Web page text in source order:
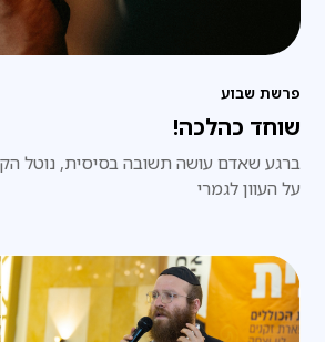
פרשת שבוע
שוחד כהלכה!
ברגע שאדם עושה תשובה בסיסית, נוטל
על העוון לגמרי